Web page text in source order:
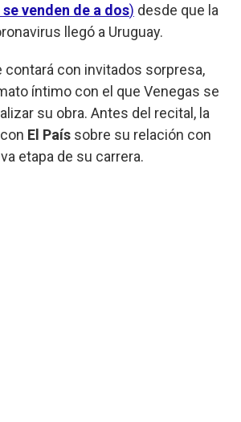
venden de a dos) desde que la
llegó a Uruguay.
contará con invitados sorpresa,
íntimo con el que Venegas se
su obra. Antes del recital, la
El País sobre su relación con
etapa de su carrera.